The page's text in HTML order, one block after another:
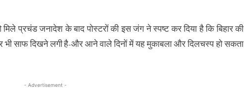
मिले प्रचंड जनादेश के बाद पोस्टरों की इस जंग ने स्पष्ट कर दिया है कि बिहार की
भी साफ दिखने लगी है-और आने वाले दिनों में यह मुकाबला और दिलचस्प हो सकता
- Advertisement -